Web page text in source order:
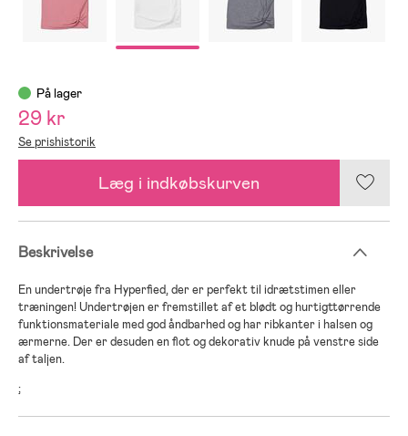
På lager
29 kr
Se prishistorik
Læg i indkøbskurven
Beskrivelse
En undertrøje fra Hyperfied, der er perfekt til idrætstimen eller
træningen! Undertrøjen er fremstillet af et blødt og hurtigttørrende
funktionsmateriale med god åndbarhed og har ribkanter i halsen og
ærmerne. Der er desuden en flot og dekorativ knude på venstre side
af taljen.
;